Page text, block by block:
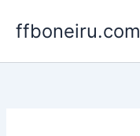
ffboneiru.com